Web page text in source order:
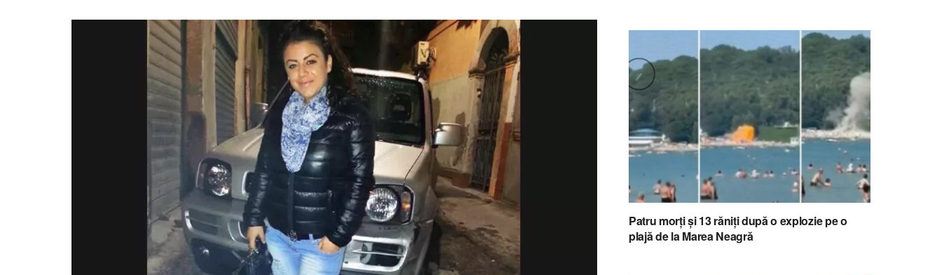
Patru morți și 13 răniți după o explozie pe o
plajă de la Marea Neagră